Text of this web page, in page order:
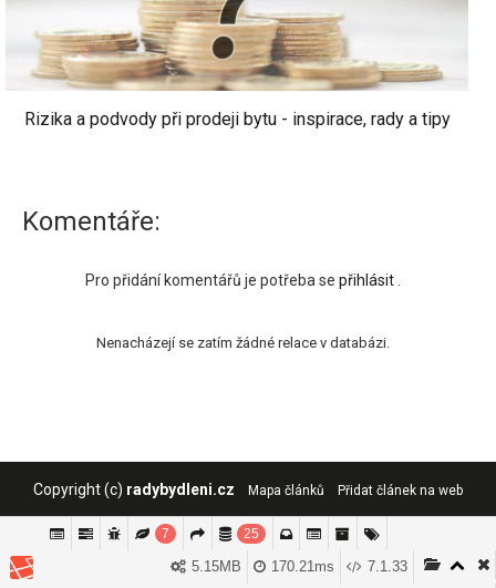
Souhlasím
Tyto stránky používají cookies, které jsou potřebné k fungování
webu a analytice. Setrváním na webu souhlasíte s jejich
Rizika a podvody při prodeji bytu - inspirace, rady a tipy
Komentáře:
Pro přidání komentářů je potřeba se přihlásit
Nenacházejí se zatím žádné relace v databázi.
Copyright (c) radybydleni.cz Mapa článků Přidat článek na web
7 25
7.1.33
170.21ms
5.15MB